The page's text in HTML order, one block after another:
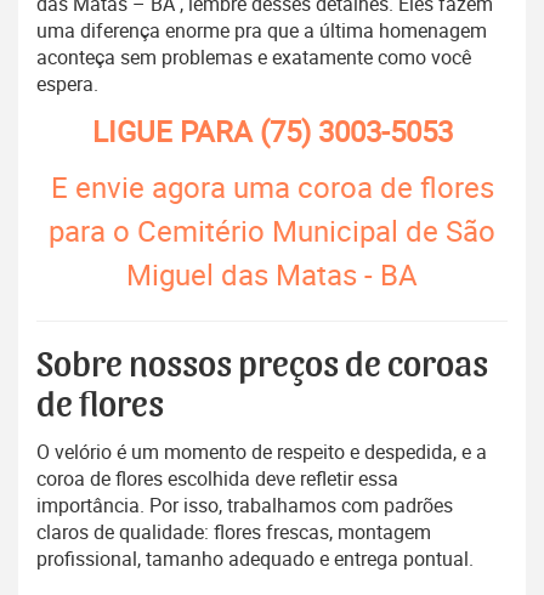
uma diferença enorme pra que a última homenagem
aconteça sem problemas e exatamente como você
espera.
LIGUE PARA(75) 3003-5053
E envie agora uma coroa de flores
para o Cemitério Municipal de São
Miguel das Matas - BA
Sobre nossos preços de coroas
de flores
O velório é um momento de respeito e despedida, e a
coroa de flores escolhida deve refletir essa
importância. Por isso, trabalhamos com padrões
claros de qualidade: flores frescas, montagem
profissional, tamanho adequado e entrega pontual.